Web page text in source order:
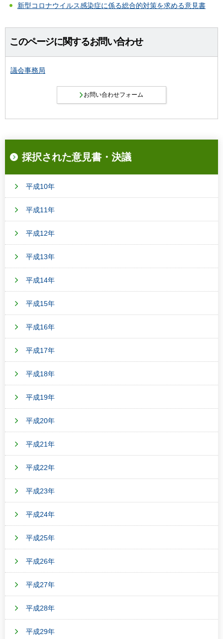
新型コロナウイルス感染症に係る総合的対策を求める意見書
このページに関するお問い合わせ
議会事務局
採択された意見書・決議
平成10年
平成11年
平成12年
平成13年
平成14年
平成15年
平成16年
平成17年
平成18年
平成19年
平成20年
平成21年
平成22年
平成23年
平成24年
平成25年
平成26年
平成27年
平成28年
平成29年